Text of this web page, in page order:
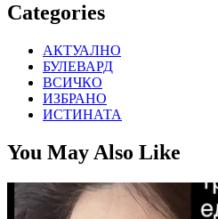
Categories
АКТУАЛНО
БУЛЕВАРД
ВСИЧКО
ИЗБРАНО
ИСТИНАТА
You May Also Like